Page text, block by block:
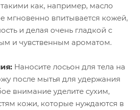
как, например, масло
мгновенно впитывается кожей,
и делая очень гладкой с
и чувственным ароматом.
Наносите лосьон для тела на
после мытья для удержания
внимание уделите сухим,
кожи, которые нуждаются в